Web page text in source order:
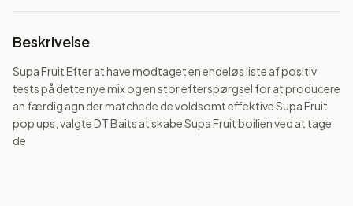
Beskrivelse
Supa Fruit Efter at have modtaget en endeløs liste af positiv
tests på dette nye mix og en stor efterspørgsel for at producere
an færdig agn der matchede de voldsomt effektive Supa Fruit
pop ups, valgte DT Baits at skabe Supa Fruit boilien ved at tage
de